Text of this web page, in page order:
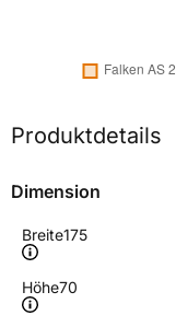
Produktdetails
Dimension
Breite175
Höhe70